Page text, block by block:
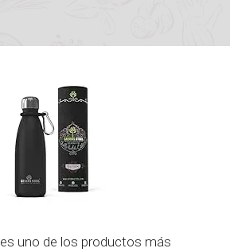
es uno de los productos más